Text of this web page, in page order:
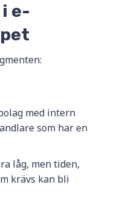
e-
med intern
som har en
låg, men tiden,
krävs kan bli